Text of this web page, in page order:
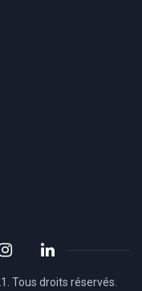
Tous droits réservés.